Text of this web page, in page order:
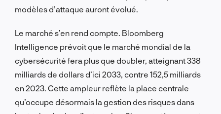
modèles d’attaque auront évolué.
Le marché s’en rend compte. Bloomberg
Intelligence prévoit que le marché mondial de la
cybersécurité fera plus que doubler, atteignant 338
milliards de dollars d’ici 2033, contre 152,5 milliards
en 2023. Cette ampleur reflète la place centrale
qu’occupe désormais la gestion des risques dans